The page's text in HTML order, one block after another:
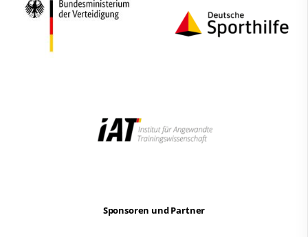
Sponsoren und Partner